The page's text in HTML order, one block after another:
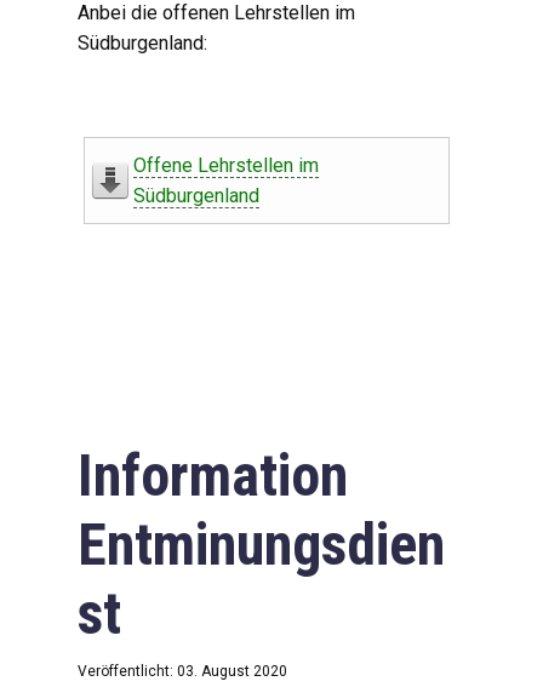
Anbei die offenen Lehrstellen im
Südburgenland:
Offene Lehrstellen im
Südburgenland
Information
Entminungsdien
st
Veröffentlicht: 03. August 2020